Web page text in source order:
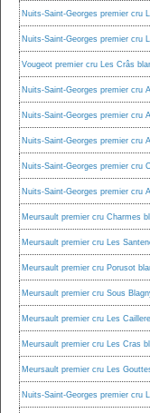
Nuits-Saint-Georges premier cru
Nuits-Saint-Georges premier cru
Vougeot premier cru Les Crâs
Nuits-Saint-Georges premier cru
Nuits-Saint-Georges premier cru
Nuits-Saint-Georges premier cru
Nuits-Saint-Georges premier cru
Nuits-Saint-Georges premier cru
Meursault premier cru Charmes
Meursault premier cru Les
Meursault premier cru Porusot
Meursault premier cru Sous
Meursault premier cru Les
Meursault premier cru Les Cras
Meursault premier cru Les
Nuits-Saint-Georges premier cru